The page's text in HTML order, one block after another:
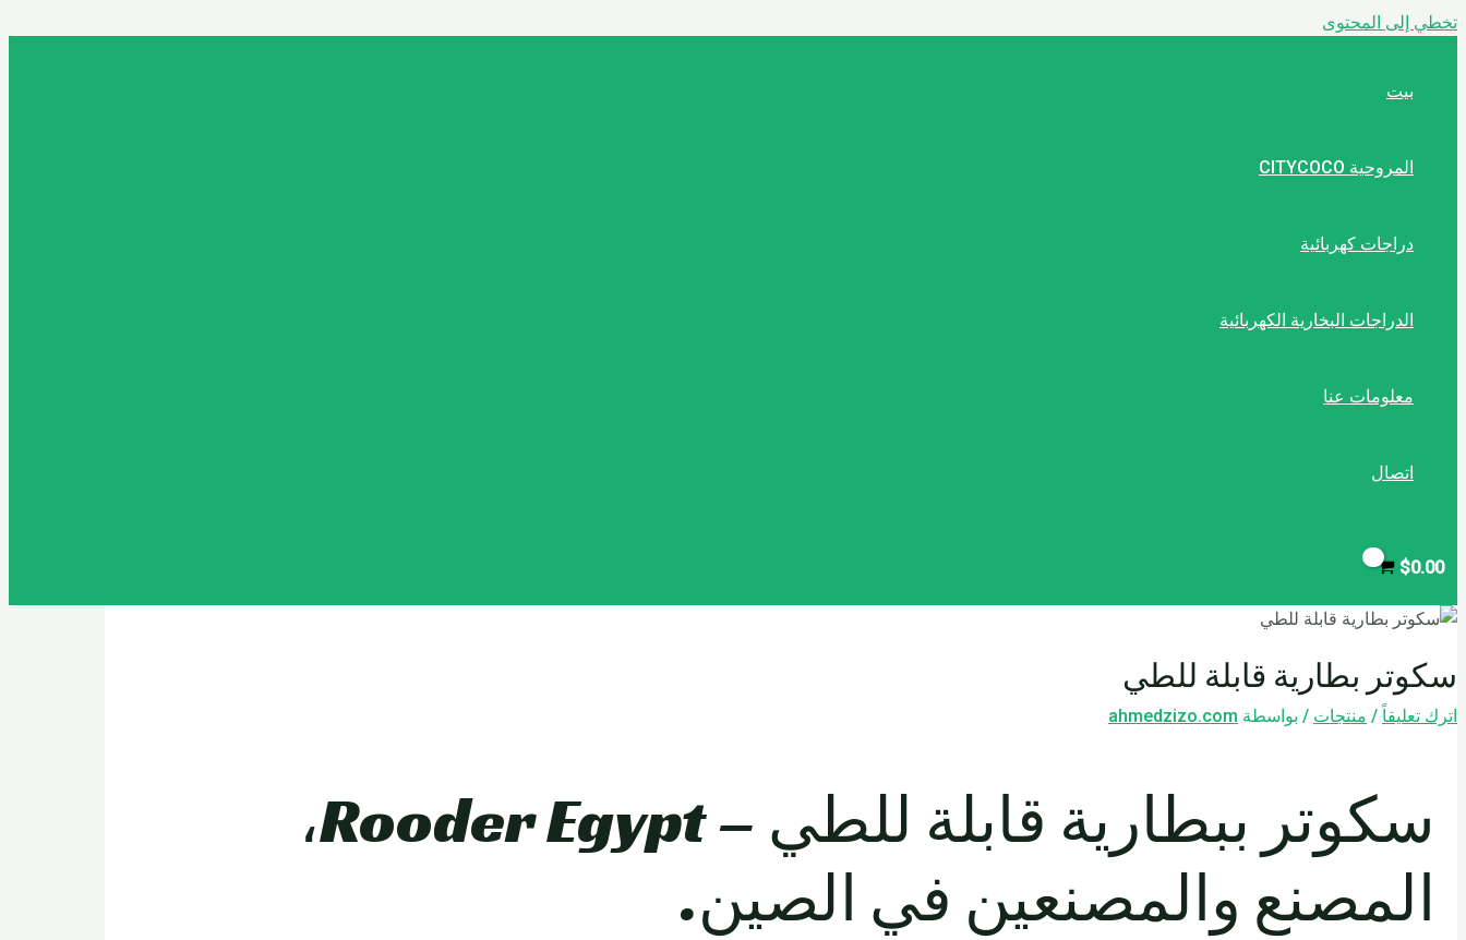
تخطي إلى المحتوى
بيت
المروحية CITYCOCO
دراجات كهربائية
الدراجات البخارية الكهربائية
معلومات عنا
اتصال
$0.00
سكوتر بطارية قابلة للطي
اترك تعليقاً / منتجات / بواسطة ahmedzizo.com
سكوتر ببطارية قابلة للطي – Rooder Egypt،
المصنع والمصنعين في الصين.